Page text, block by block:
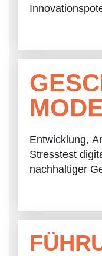
Entwicklung,
Stresstest
nachhaltiger